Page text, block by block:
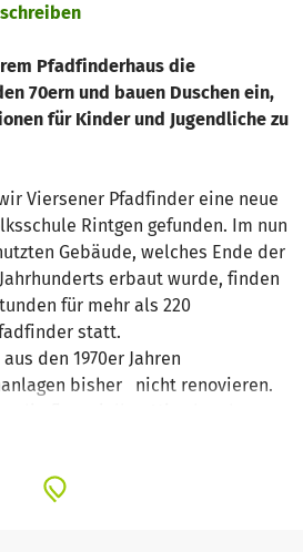
Pfadfinderhaus die
70ern und bauen Duschen ein,
für Kinder und Jugendliche zu
Viersener Pfadfinder eine neue
Rintgen gefunden. Im nun
Gebäude, welches Ende der
erbaut wurde, finden
für mehr als 220
statt.
den 1970er Jahren
bisher nicht renovieren.
kann beim Thema Sanitär